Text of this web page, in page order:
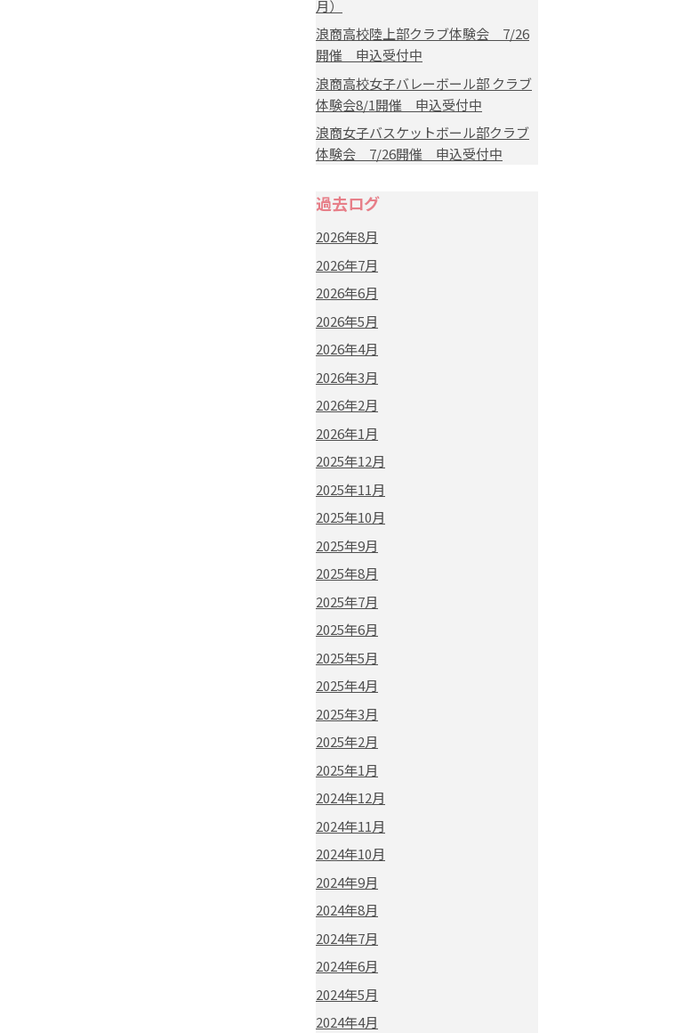
月）
浪商高校陸上部クラブ体験会 7/26
開催 申込受付中
浪商高校女子バレーボール部 クラブ
体験会8/1開催 申込受付中
浪商女子バスケットボール部クラブ
体験会 7/26開催 申込受付中
過去ログ
2026年8月
2026年7月
2026年6月
2026年5月
2026年4月
2026年3月
2026年2月
2026年1月
2025年12月
2025年11月
2025年10月
2025年9月
2025年8月
2025年7月
2025年6月
2025年5月
2025年4月
2025年3月
2025年2月
2025年1月
2024年12月
2024年11月
2024年10月
2024年9月
2024年8月
2024年7月
2024年6月
2024年5月
2024年4月